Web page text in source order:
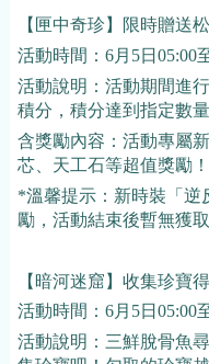
【匣中奇珍】限時贈送
活動時間：6月5日05:00
活動說明：活動期間進
積分，積分達到指定數
含獎勵內容：活動專屬
芯、天工石等超值獎勵！
*溫馨提示：新時裝「逆
勵，活動結束後暫無獲取
【暗河迷窟】收集珍寶
活動時間：6月5日05:00
活動說明：三鮮脫骨魚